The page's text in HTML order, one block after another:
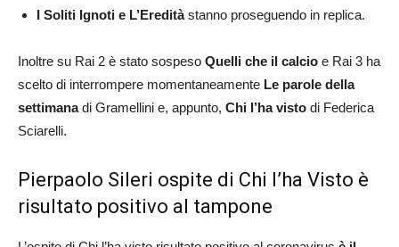
I Soliti Ignoti e L’Ereditàstanno proseguendo in replica.
Inoltre su Rai 2 è stato sospeso Quelli che il calcio e Rai 3 ha
scelto di interrompere momentaneamente Le parole della
settimanadi Gramellini e, appunto, Chi l’ha visto di Federica
Sciarelli.
Pierpaolo Sileri ospite di Chi l’ha Visto è
risultato positivo al tampone